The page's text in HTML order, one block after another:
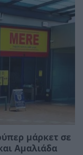
μάρκετ σε
Αμαλιάδα